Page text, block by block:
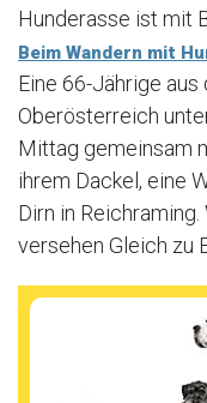
Hunderasse ist mit
Beim Wandern mit
Eine 66-Jährige
Oberösterreich
Mittag gemeinsam
ihrem Dackel, eine
Dirn in
versehen Gleich zu